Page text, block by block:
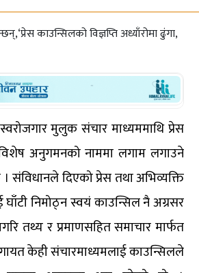
मुलुक संचार माध्यममाथि प्रेस
अनुगमनको नाममा लगाम लगाउने
संविधानले दिएको प्रेस तथा अभिव्यक्ति
घाँटी निमोठ्न स्वयं काउन्सिल नै अग्रसर
तथ्य र प्रमाणसहित समाचार मार्फत
लगायत केही संचारमाध्यमलाई काउन्सिलले